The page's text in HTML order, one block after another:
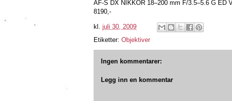
AF-S DX NIKKOR 18–200 mm F/3.5–5.6 G ED
8190,-
kl. juli 30, 2009
Etiketter: Objektiver
Ingen kommentarer:
Legg inn en kommentar